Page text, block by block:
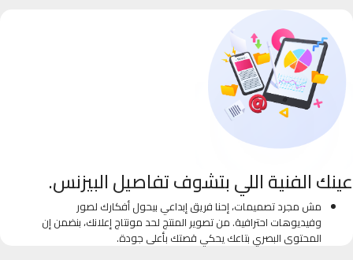
عينك الفنية اللي بتشوف تفاصيل البيزنس.
مش مجرد تصميمات، إحنا فريق إبداعي بيحول أفكارك لصور
وفيديوهات احترافية. من تصوير المنتج لحد مونتاج إعلانك، بنضمن إن
المحتوى البصري بتاعك يحكي قصتك بأعلى جودة.